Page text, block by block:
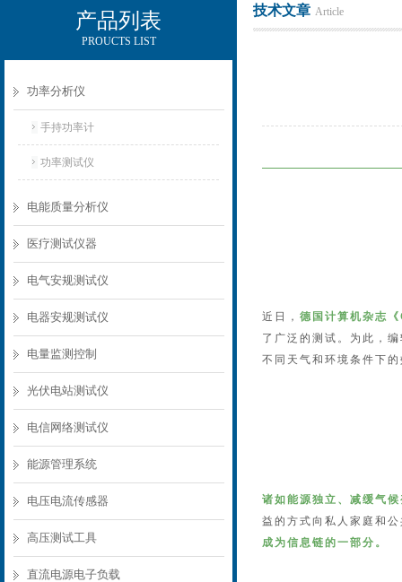
产品列表
PROUCTS LIST
功率分析仪
手持功率计
功率测试仪
电能质量分析仪
医疗测试仪器
电气安规测试仪
电器安规测试仪
电量监测控制
光伏电站测试仪
电信网络测试仪
能源管理系统
电压电流传感器
高压测试工具
直流电源电子负载
技术文章 Article
近日， 德国计算机杂志
了广泛的测试。为此，
不同天气和环境条件下
诸如能源独立、减缓气
益的方式向私人家庭和
成为信息链的一部分。